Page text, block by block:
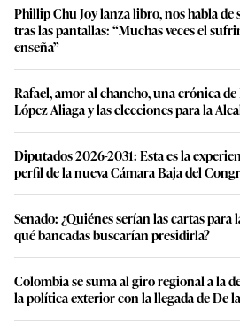
Phillip Chu Joy lanza libro, nos habla de
tras las pantallas: “Muchas veces el
enseña”
Rafael, amor al chancho, una crónica
López Aliaga y las elecciones para la
Diputados 2026-2031: Esta es la
perfil de la nueva Cámara Baja del
Senado: ¿Quiénes serían las cartas
qué bancadas buscarían presidirla?
Colombia se suma al giro regional a la
la política exterior con la llegada de De